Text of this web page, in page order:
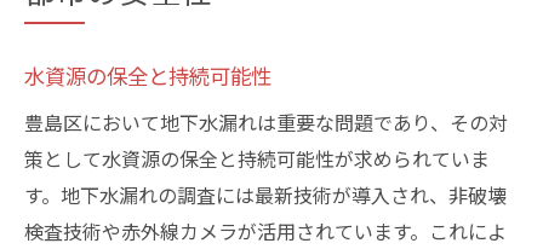
水資源の保全と持続可能性
豊島区において地下水漏れは重要な問題であり、その対
策として水資源の保全と持続可能性が求められていま
す。地下水漏れの調査には最新技術が導入され、非破壊
検査技術や赤外線カメラが活用されています。これによ